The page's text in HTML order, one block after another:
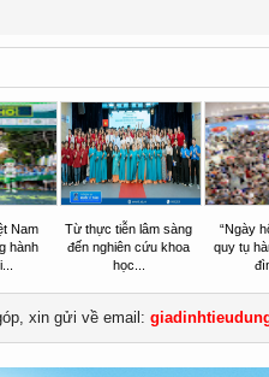
Nam
hành
Từ thực tiễn lâm sàng
đến nghiên cứu khoa
học...
“Ngày
quy tụ
xin gửi về email: